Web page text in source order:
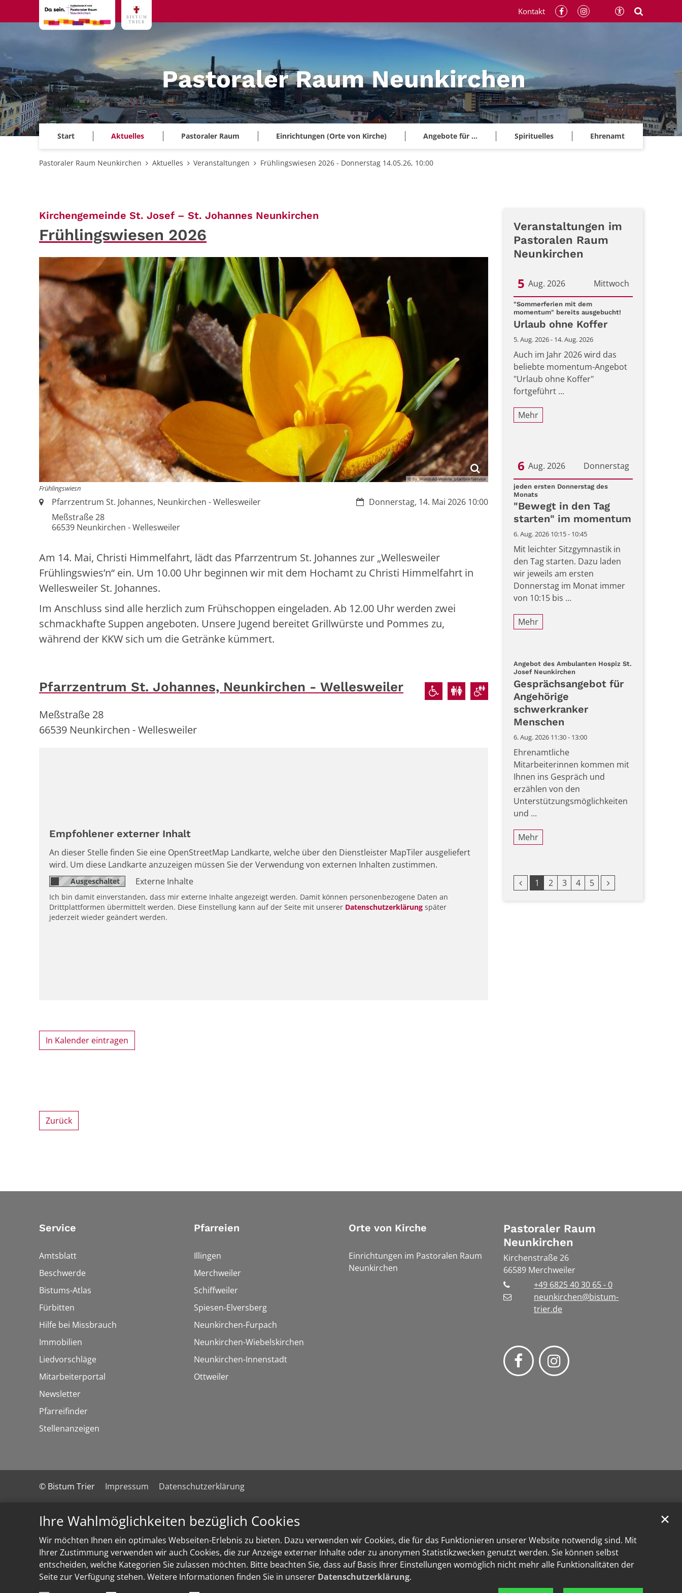
Ihre Wahlmöglichkeiten bezüglich Cookies
Wir möchten Ihnen ein optimales Webseiten-Erlebnis zu bieten. Dazu verwenden wir Cookies, die für das Funktionieren unserer Website notwendig sind. Mit
Ihrer Zustimmung verwenden wir auch Cookies, die zur Anzeige externer Inhalte oder zu anonymen Statistikzwecken genutzt werden. Sie können selbst
entscheiden, welche Kategorien Sie zulassen möchten. Bitte beachten Sie, dass auf Basis Ihrer Einstellungen womöglich nicht mehr alle Funktionalitäten der
Seite zur Verfügung stehen. Weitere Informationen finden Sie in unserer Datenschutzerklärung.
✕
Zum Inhalt springen
Pastoraler Raum Neunkirchen
Start Aktuelles Pastoraler Raum Einrichtungen (Orte von Kirche) Angebote für ... Spirituelles Ehrenamt
Kontakt
Pastoraler Raum Neunkirchen Aktuelles Veranstaltungen Frühlingswiesen 2026 - Donnerstag 14.05.26, 10:00
Kirchengemeinde St. Josef – St. Johannes Neunkirchen
Frühlingswiesen 2026
© by_Wunibald-Woerle_pfarrbriefservice
Frühlingswiesn
Datum:Donnerstag, 14. Mai 2026 10:00
Ort:Pfarrzentrum St. Johannes, Neunkirchen - Wellesweiler
Meßstraße 28
66539 Neunkirchen - Wellesweiler
Am 14. Mai, Christi Himmelfahrt, lädt das Pfarrzentrum St. Johannes zur „Wellesweiler
Frühlingswies’n“ ein. Um 10.00 Uhr beginnen wir mit dem Hochamt zu Christi Himmelfahrt in
Wellesweiler St. Johannes.
Im Anschluss sind alle herzlich zum Frühschoppen eingeladen. Ab 12.00 Uhr werden zwei
schmackhafte Suppen angeboten. Unsere Jugend bereitet Grillwürste und Pommes zu,
während der KKW sich um die Getränke kümmert.
Pfarrzentrum St. Johannes, Neunkirchen - Wellesweiler
Meßstraße 28
66539 Neunkirchen - Wellesweiler
Empfohlener externer Inhalt
An dieser Stelle finden Sie eine OpenStreetMap Landkarte, welche über den Dienstleister MapTiler ausgeliefert
wird. Um diese Landkarte anzuzeigen müssen Sie der Verwendung von externen Inhalten zustimmen.
Externe Inhalte
Ich bin damit einverstanden, dass mir externe Inhalte angezeigt werden. Damit können personenbezogene Daten an
Drittplattformen übermittelt werden. Diese Einstellung kann auf der Seite mit unserer Datenschutzerklärung später
jederzeit wieder geändert werden.
In Kalender eintragen
Veranstaltungen im
Pastoralen Raum
Neunkirchen
Mittwoch
5 Aug. 2026
Datum: 5. August 2026
"Sommerferien mit dem
momentum" bereits ausgebucht!
Urlaub ohne Koffer
5. Aug. 2026 - 14. Aug. 2026
Auch im Jahr 2026 wird das
beliebte momentum-Angebot
"Urlaub ohne Koffer"
fortgeführt ...
Mehr
Donnerstag
6 Aug. 2026
Datum: 6. August 2026
jeden ersten Donnerstag des
Monats:
"Bewegt in den Tag
starten" im momentum
6. Aug. 2026 10:15 - 10:45
Mit leichter Sitzgymnastik in
den Tag starten. Dazu laden
wir jeweils am ersten
Donnerstag im Monat immer
von 10:15 bis ...
Mehr
Angebot des Ambulanten Hospiz St.
Josef Neunkirchen:
Gesprächsangebot für
Angehörige
schwerkranker
Menschen
6. Aug. 2026 11:30 - 13:00
Ehrenamtliche
Mitarbeiterinnen kommen mit
Ihnen ins Gespräch und
erzählen von den
Unterstützungsmöglichkeiten
und ...
Mehr
Vorherige Seite
1 2 3 4 5 Nächste Seite
Zurück
Service
Amtsblatt
Beschwerde
Bistums-Atlas
Fürbitten
Hilfe bei Missbrauch
Immobilien
Liedvorschläge
Mitarbeiterportal
Newsletter
Pfarreifinder
Stellenanzeigen
Pfarreien
Illingen
Merchweiler
Schiffweiler
Spiesen-Elversberg
Neunkirchen-Furpach
Neunkirchen-Wiebelskirchen
Neunkirchen-Innenstadt
Ottweiler
Orte von Kirche
Einrichtungen im Pastoralen Raum
Neunkirchen
Pastoraler Raum
Neunkirchen
Kirchenstraße 26
66589 Merchweiler
+49 6825 40 30 65 - 0
neunkirchen@bistum-
trier.de
© Bistum Trier Impressum Datenschutzerklärung